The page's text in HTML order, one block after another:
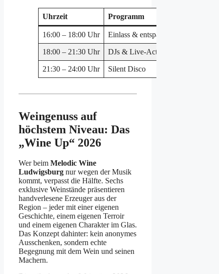
Uhrzeit Programm
16:00 – 18:00 Uhr Einlass & entspannte Sets
18:00 – 21:30 Uhr DJs & Live-Acts
21:30 – 24:00 Uhr Silent Disco
Weingenuss auf
höchstem Niveau: Das
„Wine Up“ 2026
Wer beim Melodic Wine
Ludwigsburg nur wegen der Musik
kommt, verpasst die Hälfte. Sechs
exklusive Weinstände präsentieren
handverlesene Erzeuger aus der
Region – jeder mit einer eigenen
Geschichte, einem eigenen Terroir
und einem eigenen Charakter im Glas.
Das Konzept dahinter: kein anonymes
Ausschenken, sondern echte
Begegnung mit dem Wein und seinen
Machern.